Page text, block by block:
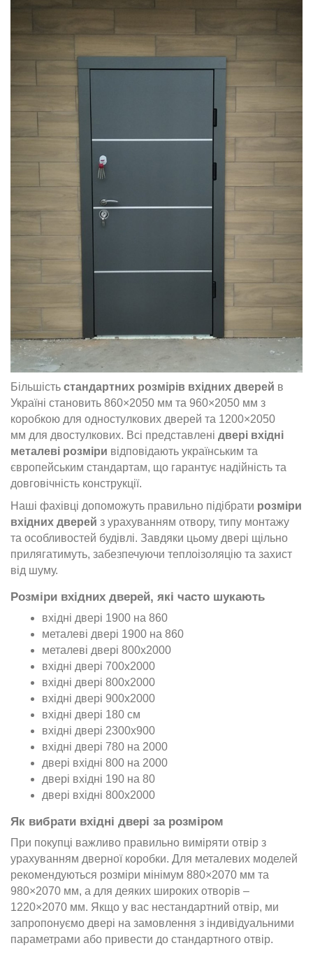
Більшість стандартних розмірів вхідних дверей в
Україні становить 860×2050 мм та 960×2050 мм з
коробкою для одностулкових дверей та 1200×2050
мм для двостулкових. Всі представлені двері вхідні
металеві розміри відповідають українським та
європейським стандартам, що гарантує надійність та
довговічність конструкції.
Наші фахівці допоможуть правильно підібрати розміри
вхідних дверей з урахуванням отвору, типу монтажу
та особливостей будівлі. Завдяки цьому двері щільно
прилягатимуть, забезпечуючи теплоізоляцію та захист
від шуму.
Розміри вхідних дверей, які часто шукають
вхідні двері 1900 на 860
металеві двері 1900 на 860
металеві двері 800х2000
вхідні двері 700х2000
вхідні двері 800х2000
вхідні двері 900х2000
вхідні двері 180 см
вхідні двері 2300х900
вхідні двері 780 на 2000
двері вхідні 800 на 2000
двері вхідні 190 на 80
двері вхідні 800х2000
Як вибрати вхідні двері за розміром
При покупці важливо правильно виміряти отвір з
урахуванням дверної коробки. Для металевих моделей
рекомендуються розміри мінімум 880×2070 мм та
980×2070 мм, а для деяких широких отворів –
1220×2070 мм. Якщо у вас нестандартний отвір, ми
запропонуємо двері на замовлення з індивідуальними
параметрами або привести до стандартного отвір.